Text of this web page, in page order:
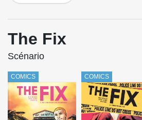
The Fix
Scénario
COMICS COMICS